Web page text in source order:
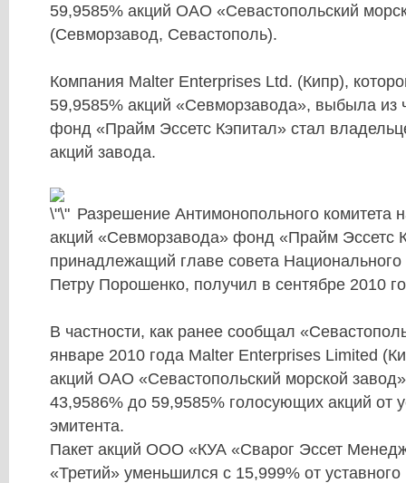
59,9585% акций ОАО «Севастопольский
(Севморзавод, Севастополь).
Компания Malter Enterprises Ltd. (Кипр),
59,9585% акций «Севморзавода», выбыла из
фонд «Прайм Эссетс Кэпитал» стал
акций завода.
Разрешение Антимонопольного комитета
акций «Севморзавода» фонд «Прайм Эссетс
принадлежащий главе совета
Петру Порошенко, получил в сентябре 2010
В частности, как ранее сообщал
январе 2010 года Malter Enterprises Limited
акций ОАО «Севастопольский морской
43,9586% до 59,9585% голосующих акций от
эмитента.
Пакет акций ООО «КУА «Сварог Эссет
«Третий» уменьшился с 15,999% от уставного